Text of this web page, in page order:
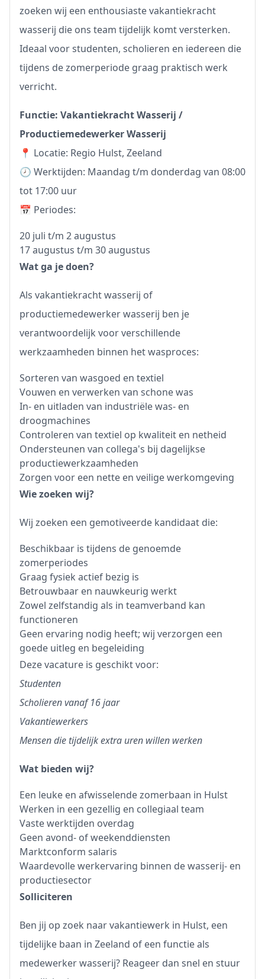
zoeken wij een enthousiaste vakantiekracht
wasserij die ons team tijdelijk komt versterken.
Ideaal voor studenten, scholieren en iedereen die
tijdens de zomerperiode graag praktisch werk
verricht.
Functie: Vakantiekracht Wasserij /
Productiemedewerker Wasserij
📍 Locatie: Regio Hulst, Zeeland
🕗 Werktijden: Maandag t/m donderdag van 08:00
tot 17:00 uur
📅 Periodes:
20 juli t/m 2 augustus
17 augustus t/m 30 augustus
Wat ga je doen?
Als vakantiekracht wasserij of
productiemedewerker wasserij ben je
verantwoordelijk voor verschillende
werkzaamheden binnen het wasproces:
Sorteren van wasgoed en textiel
Vouwen en verwerken van schone was
In- en uitladen van industriële was- en
droogmachines
Controleren van textiel op kwaliteit en netheid
Ondersteunen van collega's bij dagelijkse
productiewerkzaamheden
Zorgen voor een nette en veilige werkomgeving
Wie zoeken wij?
Wij zoeken een gemotiveerde kandidaat die:
Beschikbaar is tijdens de genoemde
zomerperiodes
Graag fysiek actief bezig is
Betrouwbaar en nauwkeurig werkt
Zowel zelfstandig als in teamverband kan
functioneren
Geen ervaring nodig heeft; wij verzorgen een
goede uitleg en begeleiding
Deze vacature is geschikt voor:
Studenten
Scholieren vanaf 16 jaar
Vakantiewerkers
Mensen die tijdelijk extra uren willen werken
Wat bieden wij?
Een leuke en afwisselende zomerbaan in Hulst
Werken in een gezellig en collegiaal team
Vaste werktijden overdag
Geen avond- of weekenddiensten
Marktconform salaris
Waardevolle werkervaring binnen de wasserij- en
productiesector
Solliciteren
Ben jij op zoek naar vakantiewerk in Hulst, een
tijdelijke baan in Zeeland of een functie als
medewerker wasserij? Reageer dan snel en stuur